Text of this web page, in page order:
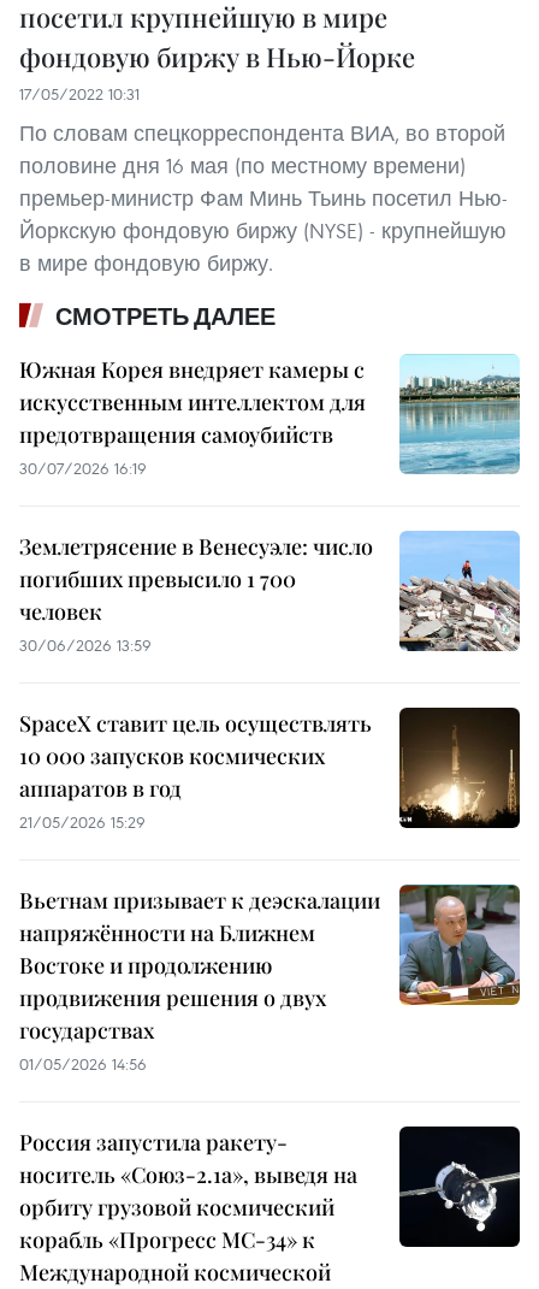
посетил крупнейшую в мире
фондовую биржу в Нью-Йорке
17/05/2022 10:31
По словам спецкорреспондента ВИА, во второй
половине дня 16 мая (по местному времени)
премьер-министр Фам Минь Тьинь посетил Нью-
Йоркскую фондовую биржу (NYSE) - крупнейшую
в мире фондовую биржу.
СМОТРЕТЬ ДАЛЕЕ
Южная Корея внедряет камеры с
искусственным интеллектом для
предотвращения самоубийств
30/07/2026 16:19
Землетрясение в Венесуэле: число
погибших превысило 1 700
человек
30/06/2026 13:59
SpaceX ставит цель осуществлять
10 000 запусков космических
аппаратов в год
21/05/2026 15:29
Вьетнам призывает к деэскалации
напряжённости на Ближнем
Востоке и продолжению
продвижения решения о двух
государствах
01/05/2026 14:56
Россия запустила ракету-
носитель «Союз-2.1а», выведя на
орбиту грузовой космический
корабль «Прогресс МС-34» к
Международной космической